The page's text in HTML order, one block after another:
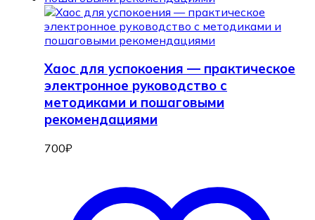
Хаос для успокоения — практическое
электронное руководство с
методиками и пошаговыми
рекомендациями
700₽